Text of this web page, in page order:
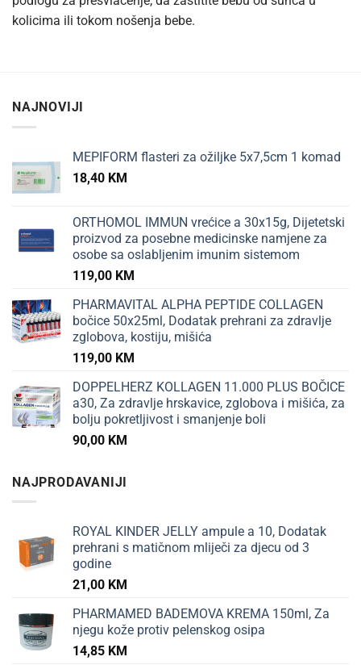
kolicima ili tokom nošenja bebe.
NAJNOVIJI
MEPIFORM flasteri za ožiljke 5x7,5cm 1 komad
18,40 KM
ORTHOMOL IMMUN vrećice a 30x15g, Dijetetski
proizvod za posebne medicinske namjene za
osobe sa oslabljenim imunim sistemom
119,00 KM
PHARMAVITAL ALPHA PEPTIDE COLLAGEN
bočice 50x25ml, Dodatak prehrani za zdravlje
zglobova, kostiju, mišića
119,00 KM
DOPPELHERZ KOLLAGEN 11.000 PLUS BOČICE
a30, Za zdravlje hrskavice, zglobova i mišića, za
bolju pokretljivost i smanjenje boli
90,00 KM
NAJPRODAVANIJI
ROYAL KINDER JELLY ampule a 10, Dodatak
prehrani s matičnom mliječi za djecu od 3
godine
21,00 KM
PHARMAMED BADEMOVA KREMA 150ml, Za
njegu kože protiv pelenskog osipa
14,85 KM